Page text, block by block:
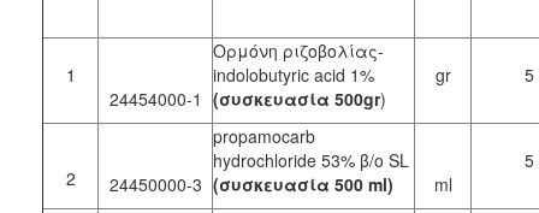
ΠΟΛΗ
1
24454000-1
Ορμόνη ριζοβολίας-
indolobutyric acid 1%
(συσκευασία 500gr)
gr 5
2 24450000-3
propamocarb
hydrochloride 53% β/ο SL
(συσκευασία 500 ml)
ml
5